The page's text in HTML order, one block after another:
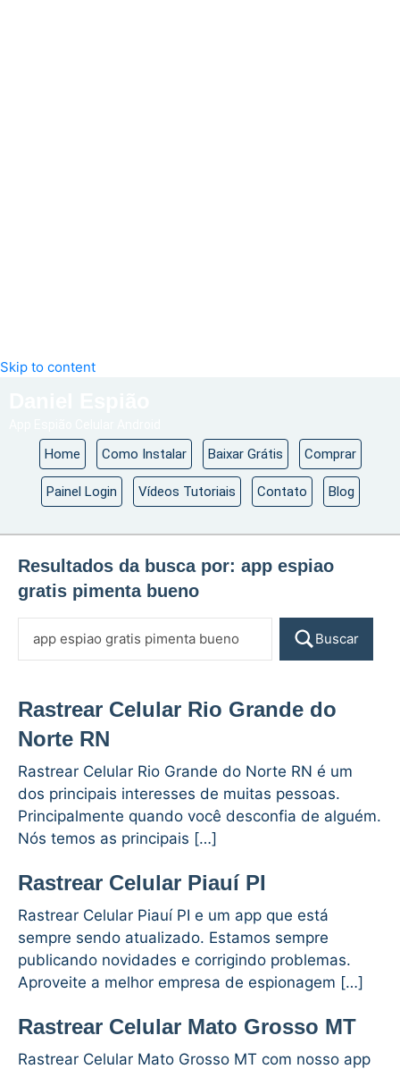
Skip to content
Home Como Instalar Baixar Grátis Comprar
Painel Login Vídeos Tutoriais Contato Blog
Resultados da busca por: app espiao
gratis pimenta bueno
Buscar
Rastrear Celular Rio Grande do
Norte RN
Rastrear Celular Rio Grande do Norte RN é um
dos principais interesses de muitas pessoas.
Principalmente quando você desconfia de alguém.
Nós temos as principais […]
Rastrear Celular Piauí PI
Rastrear Celular Piauí PI e um app que está
sempre sendo atualizado. Estamos sempre
publicando novidades e corrigindo problemas.
Aproveite a melhor empresa de espionagem […]
Rastrear Celular Mato Grosso MT
Rastrear Celular Mato Grosso MT com nosso app